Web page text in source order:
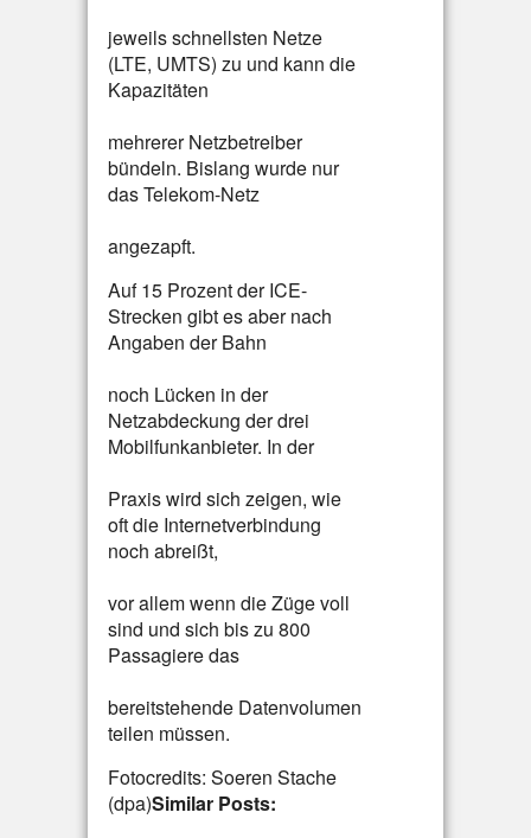
jeweils schnellsten Netze
(LTE, UMTS) zu und kann die
Kapazitäten
mehrerer Netzbetreiber
bündeln. Bislang wurde nur
das Telekom-Netz
angezapft.
Auf 15 Prozent der ICE-
Strecken gibt es aber nach
Angaben der Bahn
noch Lücken in der
Netzabdeckung der drei
Mobilfunkanbieter. In der
Praxis wird sich zeigen, wie
oft die Internetverbindung
noch abreißt,
vor allem wenn die Züge voll
sind und sich bis zu 800
Passagiere das
bereitstehende Datenvolumen
teilen müssen.
Fotocredits: Soeren Stache
(dpa)Similar Posts: